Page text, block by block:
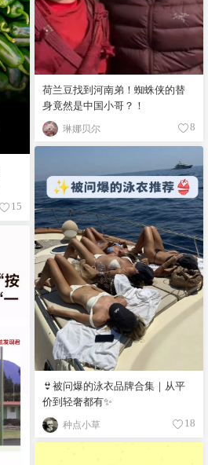
荷兰豆找到河南弟！蜘蛛侠的替
身竟然是中国小哥？！
琳娜贝尔 8
15
👙被问爆的泳衣品牌合集｜从平
价到轻奢都有✨
种点小草 18